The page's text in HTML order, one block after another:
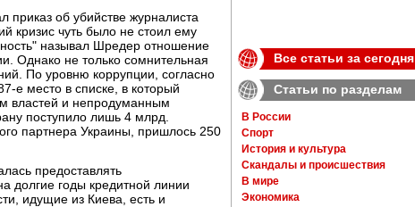
приказ об убийстве журналиста
кризис чуть было не стоил ему
называл Шредер отношение
Однако не только сомнительная
По уровню коррупции, согласно
е место в списке, в который
властей и непродуманным
поступило лишь 4 млрд.
партнера Украины, пришлось 250
предоставлять
долгие годы кредитной линии
идущие из Киева, есть и
Все статьи за сегодня
Статьи по разделам
В России
Спорт
История и культура
Скандалы и происшествия
В мире
Экономика